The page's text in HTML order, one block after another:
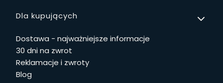
Dla kupujących
Dostawa - najważniejsze informacje
30 dni na zwrot
Reklamacje i zwroty
Blog